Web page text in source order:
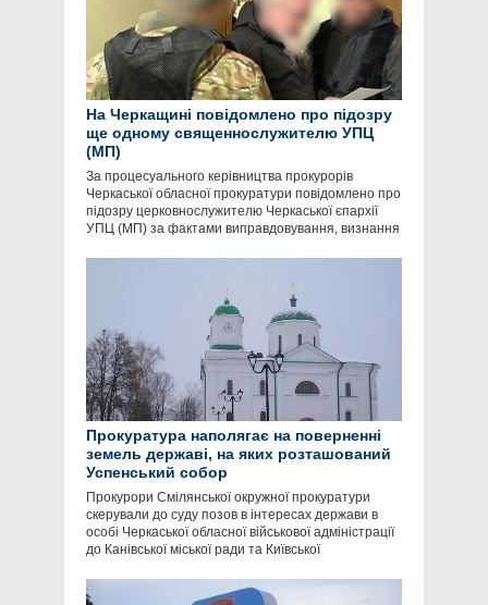
На Черкащині повідомлено про підозру
ще одному священнослужителю УПЦ
(МП)
За процесуального керівництва прокурорів
Черкаської обласної прокуратури повідомлено про
підозру церковнослужителю Черкаської єпархії
УПЦ (МП) за фактами виправдовування, визнання
Прокуратура наполягає на поверненні
земель державі, на яких розташований
Успенський собор
Прокурори Смілянської окружної прокуратури
скерували до суду позов в інтересах держави в
особі Черкаської обласної військової адміністрації
до Канівської міської ради та Київської